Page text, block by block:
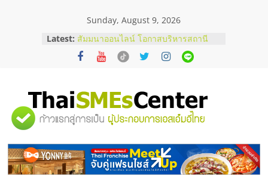
Sunday, August 9, 2026
Latest: สัมมนาออนไลน์ โอกาสบริหารสถานี
บริการน้ำมัน Shell
สัมมนาลงทุน แฟรนไชส์ยอนนี่
ร้านเครื่องเสียงคุณภาพสูง พร้อม
โซลูชันระบบภาพและเสียง
บริษัท Cybersecurity ในไทยที่ไหนดี?
โจทย์ธุรกิจ
อยากหาเงินทุน เพิ่มสภาพคล่องให้ธุรกิจ
เริ่มยังไงให้ผ่านฉลุย
"ศูนย์
รวม